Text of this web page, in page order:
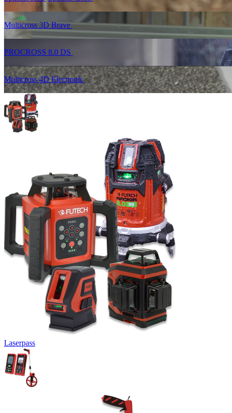
Multicross 3D Brave
PROCROSS 8.0 DS
Multicross 4D Electronic
Laserpass